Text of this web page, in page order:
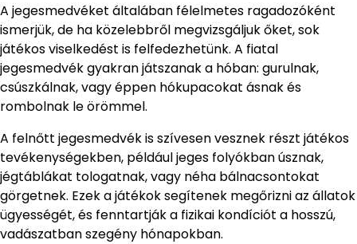
A jegesmedvéket általában félelmetes ragadozóként
ismerjük, de ha közelebbről megvizsgáljuk őket, sok
játékos viselkedést is felfedezhetünk. A fiatal
jegesmedvék gyakran játszanak a hóban: gurulnak,
csúszkálnak, vagy éppen hókupacokat ásnak és
rombolnak le örömmel.
A felnőtt jegesmedvék is szívesen vesznek részt játékos
tevékenységekben, például jeges folyókban úsznak,
jégtáblákat tologatnak, vagy néha bálnacsontokat
görgetnek. Ezek a játékok segítenek megőrizni az állatok
ügyességét, és fenntartják a fizikai kondíciót a hosszú,
vadászatban szegény hónapokban.